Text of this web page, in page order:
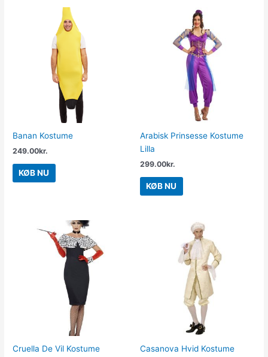
Banan Kostume
249.00kr.
KØB NU
Arabisk Prinsesse Kostume
Lilla
299.00kr.
KØB NU
Cruella De Vil Kostume Casanova Hvid Kostume